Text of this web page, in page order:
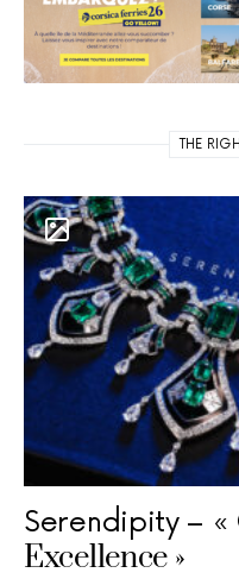
THE
Serendipity –
Excellence »